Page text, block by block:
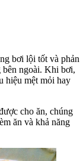
bơi lội tốt và phản
bên ngoài. Khi bơi,
hiệu mệt mỏi hay
cho ăn, chúng
ăn và khả năng